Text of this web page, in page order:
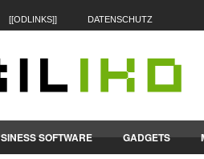
[[ODLINKS]] DATENSCHUTZ
SOFTWARE GADGETS